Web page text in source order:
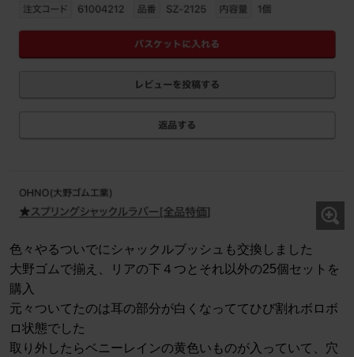
色々やるついでにシャックルブッシュも交換しました
大野ゴムで揃え、リアの下４つとそれ以外の25個セットを
購入
元々ついてたのは耳の部分が白くなっててひび割れボロボ
ロ状態でした
取り外したらベニーレインの黄色いものが入っていて、穴